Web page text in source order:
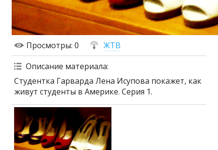
Просмотры: 0
ЖТВ
Описание материала:
Студентка Гарварда Лена Исупова покажет, как
живут студенты в Америке. Серия 1.